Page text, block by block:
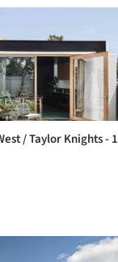
/ Taylor Knights - 1